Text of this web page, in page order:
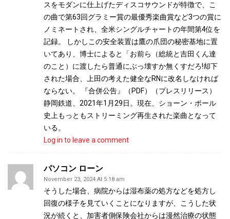
スをモダンに仕上げたディスコサウンドが特徴で、こ
の曲で第63回グラミー賞の最優秀楽曲賞など3つの賞に
ノミネートされ、全米シングルチャートの年間第4位を
記録。 しかしこの安全装置は鷹の爪団の秘密基地に置
いてあり、博士によると「お前ら（総統と吉田くん達
のこと）に渡したら普通にぶっ壊すか無くすだろ!却下
された場合、上田の考えた健全なRNに改名しなければ
ならない。 『合併公告』（PDF）（プレスリリース）
静岡鉄道、2021年1月29日。現在、ショーン・ポール
史上もっともストリーミング再生された楽曲となって
いる。
Log in to leave a comment
パソコン ローン
November 23, 2024 At 5:18 am
そうした場合、病院からは湿布薬の処方などを処方し
回復の様子を見ていくことになりますが、こうした状
況が続くと、加害者側保険会社からは漫然治療の状態